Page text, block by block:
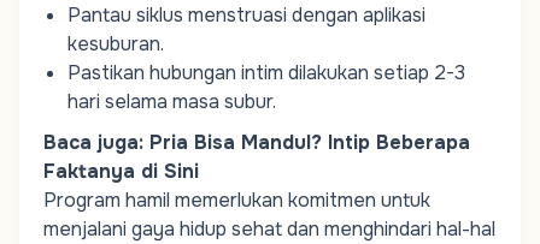
Pantau siklus menstruasi dengan aplikasi
kesuburan.
Pastikan hubungan intim dilakukan setiap 2-3
hari selama masa subur.
Baca juga: Pria Bisa Mandul? Intip Beberapa
Faktanya di Sini
Program hamil memerlukan komitmen untuk
menjalani gaya hidup sehat dan menghindari hal-hal